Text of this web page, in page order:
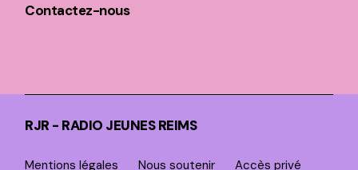
Contactez-nous
RJR - RADIO JEUNES REIMS
Mentions légales Nous soutenir Accès privé